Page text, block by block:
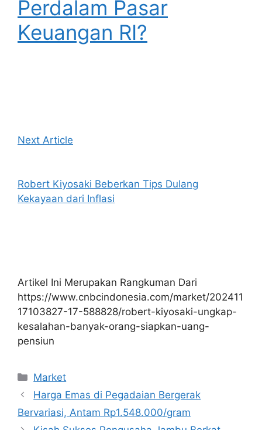
Perdalam Pasar
Keuangan RI?
Next Article
Robert Kiyosaki Beberkan Tips Dulang
Kekayaan dari Inflasi
Artikel Ini Merupakan Rangkuman Dari
https://www.cnbcindonesia.com/market/202411
17103827-17-588828/robert-kiyosaki-ungkap-
kesalahan-banyak-orang-siapkan-uang-
pensiun
Kategori
Market
Harga Emas di Pegadaian Bergerak
Bervariasi, Antam Rp1.548.000/gram